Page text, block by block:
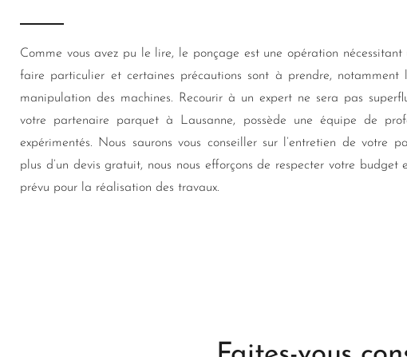
Comme vous avez pu le lire, le ponçage est une opération nécessitant
faire particulier et certaines précautions sont à prendre, notamment
manipulation des machines. Recourir à un expert ne sera pas
votre partenaire parquet à Lausanne, possède une équipe de
expérimentés. Nous saurons vous conseiller sur l’entretien de votre
plus d’un devis gratuit, nous nous efforçons de respecter votre budget
prévu pour la réalisation des travaux.